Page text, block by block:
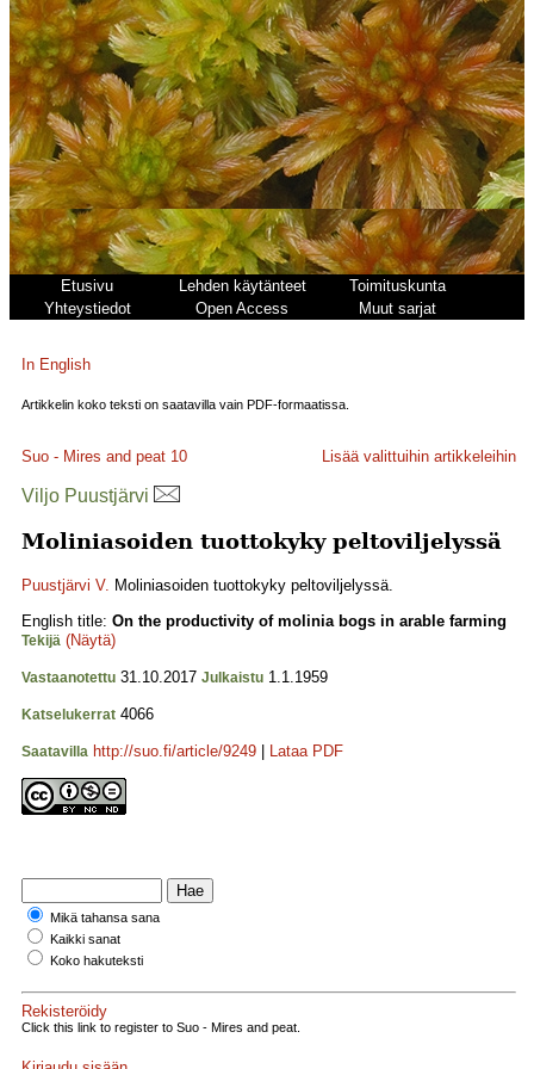
Etusivu Lehden käytänteet
Toimituskunta
Yhteystiedot
Open Access Muut sarjat
In English
Artikkelin koko teksti on saatavilla vain PDF-formaatissa.
Suo - Mires and peat 10 Lisää valittuihin artikkeleihin
Viljo Puustjärvi
Moliniasoiden tuottokyky peltoviljelyssä
Puustjärvi V. Moliniasoiden tuottokyky peltoviljelyssä.
English title: On the productivity of molinia bogs in arable farming
Tekijä (Näytä)
Vastaanotettu 31.10.2017 Julkaistu 1.1.1959
Katselukerrat 4066
Saatavilla http://suo.fi/article/9249 Lataa PDF
Mikä tahansa sana
Kaikki sanat
Koko hakuteksti
Rekisteröidy
Click this link to register to Suo - Mires and peat.